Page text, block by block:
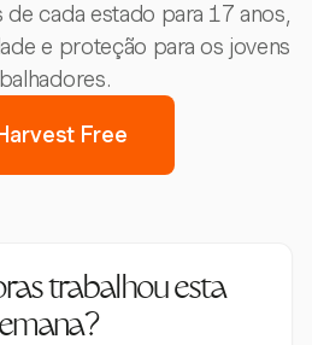
cada estado para 17 anos,
e proteção para os jovens
Free
trabalhou esta